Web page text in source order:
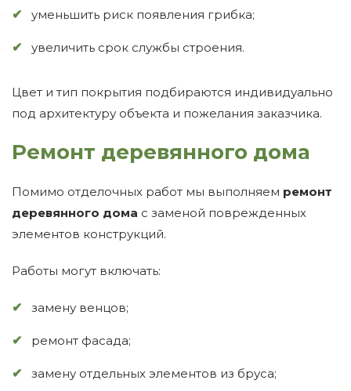
уменьшить риск появления грибка;
увеличить срок службы строения.
Цвет и тип покрытия подбираются индивидуально
под архитектуру объекта и пожелания заказчика.
Ремонт деревянного дома
Помимо отделочных работ мы выполняем ремонт
деревянного дома с заменой поврежденных
элементов конструкций.
Работы могут включать:
замену венцов;
ремонт фасада;
замену отдельных элементов из бруса;